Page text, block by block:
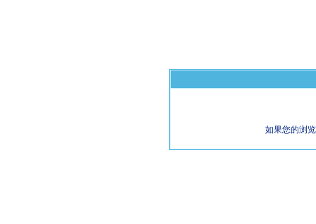
如果您的浏